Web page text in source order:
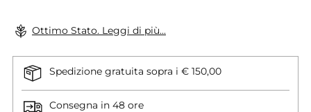
Ottimo Stato. Leggi di più...
Spedizione gratuita sopra i € 150,00
Consegna in 48 ore